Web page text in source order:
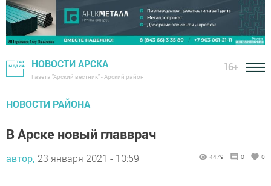
НОВОСТИ АРСКА
Газета "Арский вестник" - Арский район
16+
НОВОСТИ РАЙОНА
В Арске новый главврач
автор, 23 января 2021 - 10:59 4479 0 0